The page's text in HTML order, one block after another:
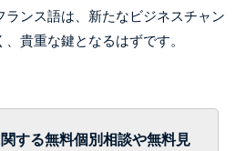
ランス語は、新たなビジネスチャン
貴重な鍵となるはずです。
する無料個別相談や無料見